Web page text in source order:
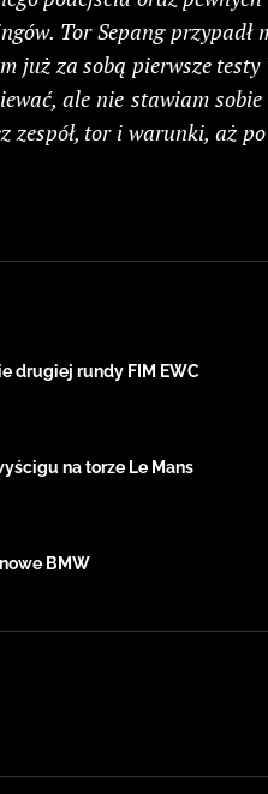
Tor Sepang przypadł
już za sobą pierwsze testy
ale nie stawiam
tor i warunki, aż po
drugiej rundy FIM EWC
na torze Le Mans
BMW